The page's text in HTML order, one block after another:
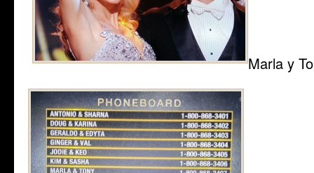
Marla y